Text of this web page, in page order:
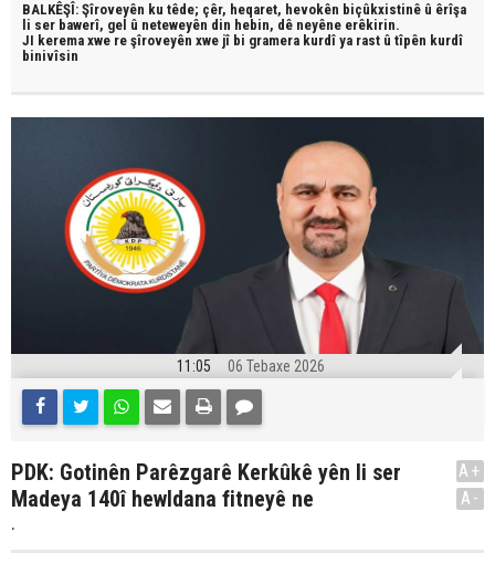
BALKÊŞÎ: Şîroveyên ku têde; çêr, heqaret, hevokên biçûkxistinê û êrîşa
li ser bawerî, gel û neteweyên din hebin, dê neyêne erêkirin.
JI kerema xwe re şîroveyên xwe jî bi gramera kurdî ya rast û tîpên kurdî
binivîsin
11:05 06 Tebaxe 2026
PDK: Gotinên Parêzgarê Kerkûkê yên li ser
Madeya 140î hewldana fitneyê ne
.
A+
A-